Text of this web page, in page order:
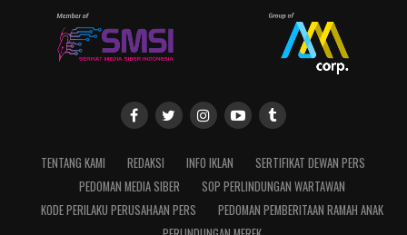
TENTANG KAMI REDAKSI INFO IKLAN
SERTIFIKAT DEWAN PERS
PEDOMAN MEDIA SIBER
SOP PERLINDUNGAN WARTAWAN
KODE PERILAKU PERUSAHAAN PERS
PEDOMAN PEMBERITAAN RAMAH ANAK